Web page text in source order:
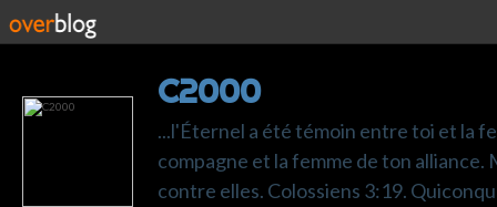
C2000
...l'Éternel a été témoin entre toi et la
compagne et la femme de ton alliance.
contre elles. Colossiens 3:19.